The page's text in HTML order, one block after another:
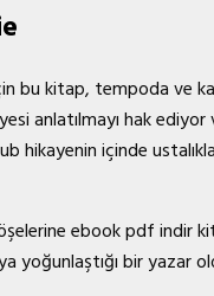
bu kitap, tempoda ve
anlatılmayı hak
hikayenin içinde
ebook pdf
yoğunlaştığı bir yazar